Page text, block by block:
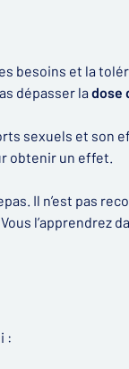
besoins et la
dépasser la dose
sexuels et son
obtenir un effet.
Il n’est pas
l’apprendrez
: